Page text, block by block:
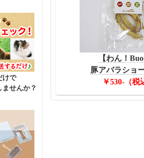
【わん！
豚アバラショ
￥530-（税
けで
せんか？